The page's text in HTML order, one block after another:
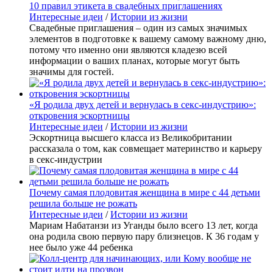
10 правил этикета в свадебных приглашениях
Интересные идеи /Истории из жизни
Свадебные приглашения – один из самых значимых
элементов в подготовке к вашему самому важному дню,
потому что именно они являются кладезю всей
информации о ваших планах, которые могут быть
значимы для гостей.
«Я родила двух детей и вернулась в секс-индустрию»:
откровения эскортницы
Интересные идеи /Истории из жизни
Эскортница высшего класса из Великобритании
рассказала о том, как совмещает материнство и карьеру
в секс-индустрии
Почему самая плодовитая женщина в мире с 44 детьми
решила больше не рожать
Интересные идеи /Истории из жизни
Мариам Набатанзи из Уганды было всего 13 лет, когда
она родила свою первую пару близнецов. К 36 годам у
нее было уже 44 ребенка